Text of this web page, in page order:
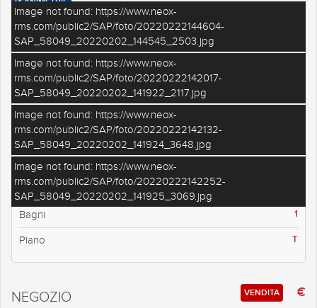
Image not found: https://www.neox-
rms.com/public2/SAP/foto/20220222144604-
SAP_58049_20220202_144545_2503.jpg
Image not found: https://www.neox-
rms.com/public2/SAP/foto/20220222142017-
SAP_58049_20220202_141922_2117.jpg
Image not found: https://www.neox-
rms.com/public2/SAP/foto/20220222142132-
SAP_58049_20220202_141924_3648.jpg
Image not found: https://www.neox-
rms.com/public2/SAP/foto/20220222142252-
SAP_58049_20220202_141925_3069.jpg
DETTAGLI IMMOBILE
Tipologia
Contratto
Località / zona
Riferimento
Mq
Camere
Bagni 1
Piano T
€
VENDITA
NEGOZIO